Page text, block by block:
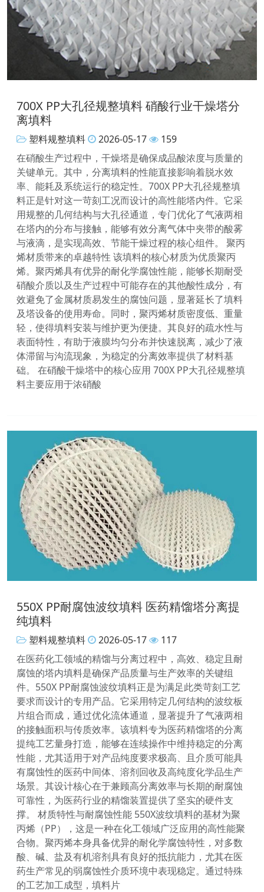
700X PP大孔径规整填料 硝酸行业干燥塔分
离填料
塑料规整填料 2026-05-17
159
在硝酸生产过程中，干燥塔是确保成品酸浓度与质量的
关键单元。其中，分离填料的性能直接影响着脱水效
率、能耗及系统运行的稳定性。700X PP大孔径规整填
料正是针对这一苛刻工况而设计的高性能塔内件。它采
用规整的几何结构与大孔径通道，专门优化了气液两相
在塔内的分布与接触，能够有效分离气体中夹带的酸雾
与液滴，是实现高效、节能干燥过程的核心组件。 聚丙
烯材质带来的卓越特性 该填料的核心材质为优质聚丙
烯。聚丙烯具有优异的耐化学腐蚀性能，能够长期耐受
硝酸介质以及生产过程中可能存在的其他酸性成分，有
效避免了金属材质易发生的腐蚀问题，显著延长了填料
及塔设备的使用寿命。同时，聚丙烯材质密度低、重量
轻，使得填料安装与维护更为便捷。其良好的疏水性与
表面特性，有助于液膜均匀分布并快速脱离，减少了液
体滞留与沟流现象，为稳定的分离效率提供了材料基
础。 在硝酸干燥塔中的核心应用 700X PP大孔径规整填
料主要应用于浓硝酸
550X PP耐腐蚀波纹填料 医药精馏塔分离提
纯填料
塑料规整填料 2026-05-17
117
在医药化工领域的精馏与分离过程中，高效、稳定且耐
腐蚀的塔内填料是确保产品质量与生产效率的关键组
件。550X PP耐腐蚀波纹填料正是为满足此类苛刻工艺
要求而设计的专用产品。它采用特定几何结构的波纹板
片组合而成，通过优化流体通道，显著提升了气液两相
的接触面积与传质效率。该填料专为医药精馏塔的分离
提纯工艺量身打造，能够在连续操作中维持稳定的分离
性能，尤其适用于对产品纯度要求极高、且介质可能具
有腐蚀性的医药中间体、溶剂回收及高纯度化学品生产
场景。其设计核心在于兼顾高分离效率与长期的耐腐蚀
可靠性，为医药行业的精馏装置提供了坚实的硬件支
撑。 材质特性与耐腐蚀性能 550X波纹填料的基材为聚
丙烯（PP），这是一种在化工领域广泛应用的高性能聚
合物。聚丙烯本身具备优异的耐化学腐蚀特性，对多数
酸、碱、盐及有机溶剂具有良好的抵抗能力，尤其在医
药生产常见的弱腐蚀性介质环境中表现稳定。通过特殊
的工艺加工成型，填料片